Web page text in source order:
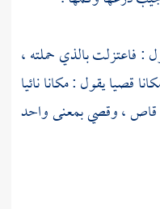
: فاعتزلت بالذي حملته ،
قصيا يقول : مكانا نائيا
قاص ، وقصي بمعنى واحد